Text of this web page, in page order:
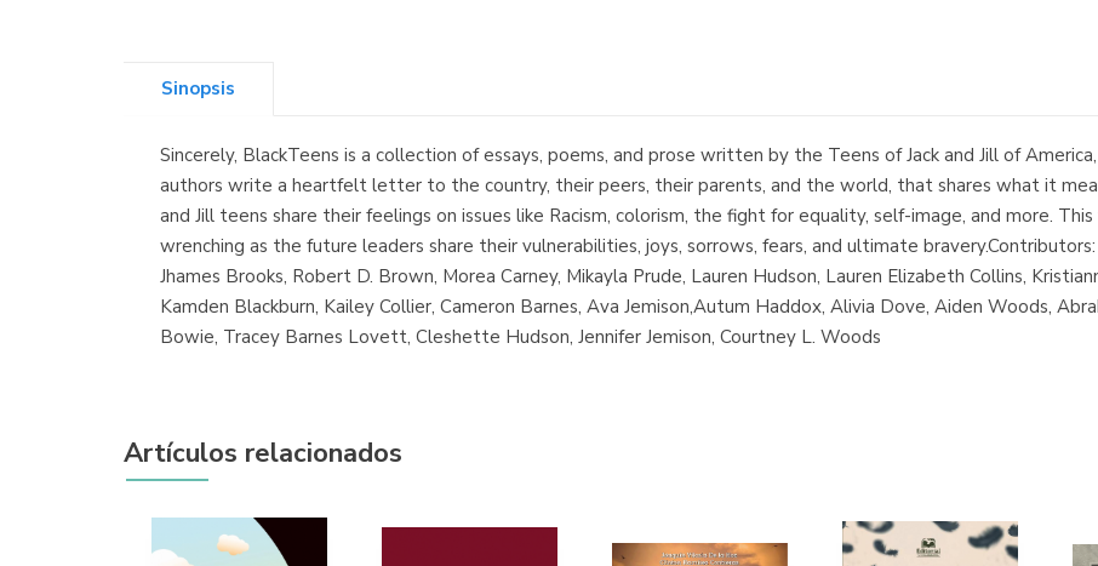
Sinopsis
Sincerely, BlackTeens is a collection of essays, poems, and prose written by the Teens of Jack and Jill of
authors write a heartfelt letter to the country, their peers, their parents, and the world, that shares what it
and Jill teens share their feelings on issues like Racism, colorism, the fight for equality, self-image, and more.
wrenching as the future leaders share their vulnerabilities, joys, sorrows, fears, and ultimate bravery.Contributors:
Jhames Brooks, Robert D. Brown, Morea Carney, Mikayla Prude, Lauren Hudson, Lauren Elizabeth Collins,
Kamden Blackburn, Kailey Collier, Cameron Barnes, Ava Jemison,Autum Haddox, Alivia Dove, Aiden Woods,
Bowie, Tracey Barnes Lovett, Cleshette Hudson, Jennifer Jemison, Courtney L. Woods
Artículos relacionados